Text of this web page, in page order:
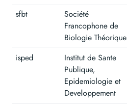
sfbt
Société
Francophone de
Biologie Théorique
isped
Institut de Sante
Publique,
Epidemiologie et
Developpement